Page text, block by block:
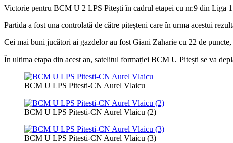
Victorie pentru BCM U 2 LPS Pitești în cadrul etapei cu nr.9 din Liga
Partida a fost una controlată de către piteșteni care în urma acestui
Cei mai buni jucători ai gazdelor au fost Giani Zaharie cu 22 de
În ultima etapa din acest an, satelitul formației BCM U Pitești se va
BCM U LPS Pitesti-CN Aurel Vlaicu
BCM U LPS Pitesti-CN Aurel Vlaicu (2)
BCM U LPS Pitesti-CN Aurel Vlaicu (3)